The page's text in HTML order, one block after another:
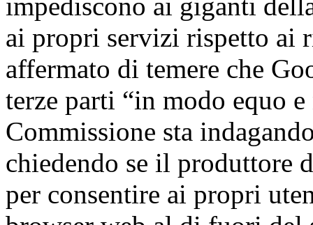
ai propri servizi rispetto ai
affermato di temere che
terze parti “in modo equo
Commissione sta
chiedendo se il produttore
per consentire ai propri